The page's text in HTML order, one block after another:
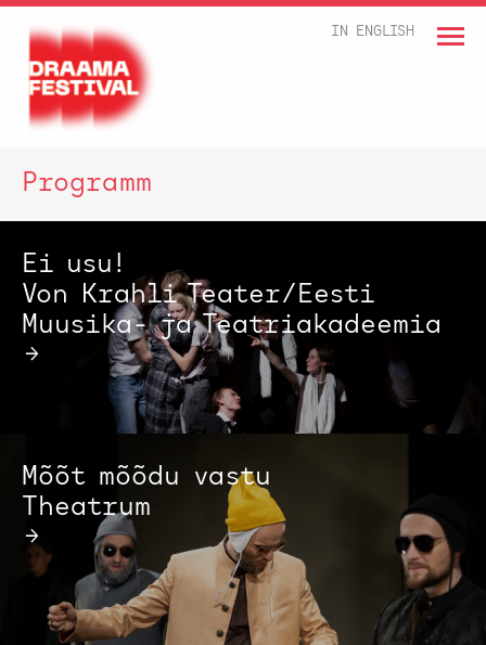
IN ENGLISH
Programm
Ei usu!
Von Krahli Teater/Eesti
Muusika- ja Teatriakadeemia
→
Mõõt mõõdu vastu
Theatrum
→